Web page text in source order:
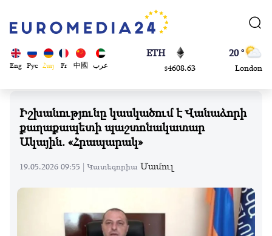
Eng Рус Հայ Fr 中國 عرب
ADA
ETH
$4608.63
20 °
London
23 °
Madrid
Իշխանությունը կասկածում է Վանաձորի
քաղաքապետի պաշտոնակատար
Ակային. «Հրապարակ»
19.05.2026 09:55 | Կատեգորիա Մամուլ